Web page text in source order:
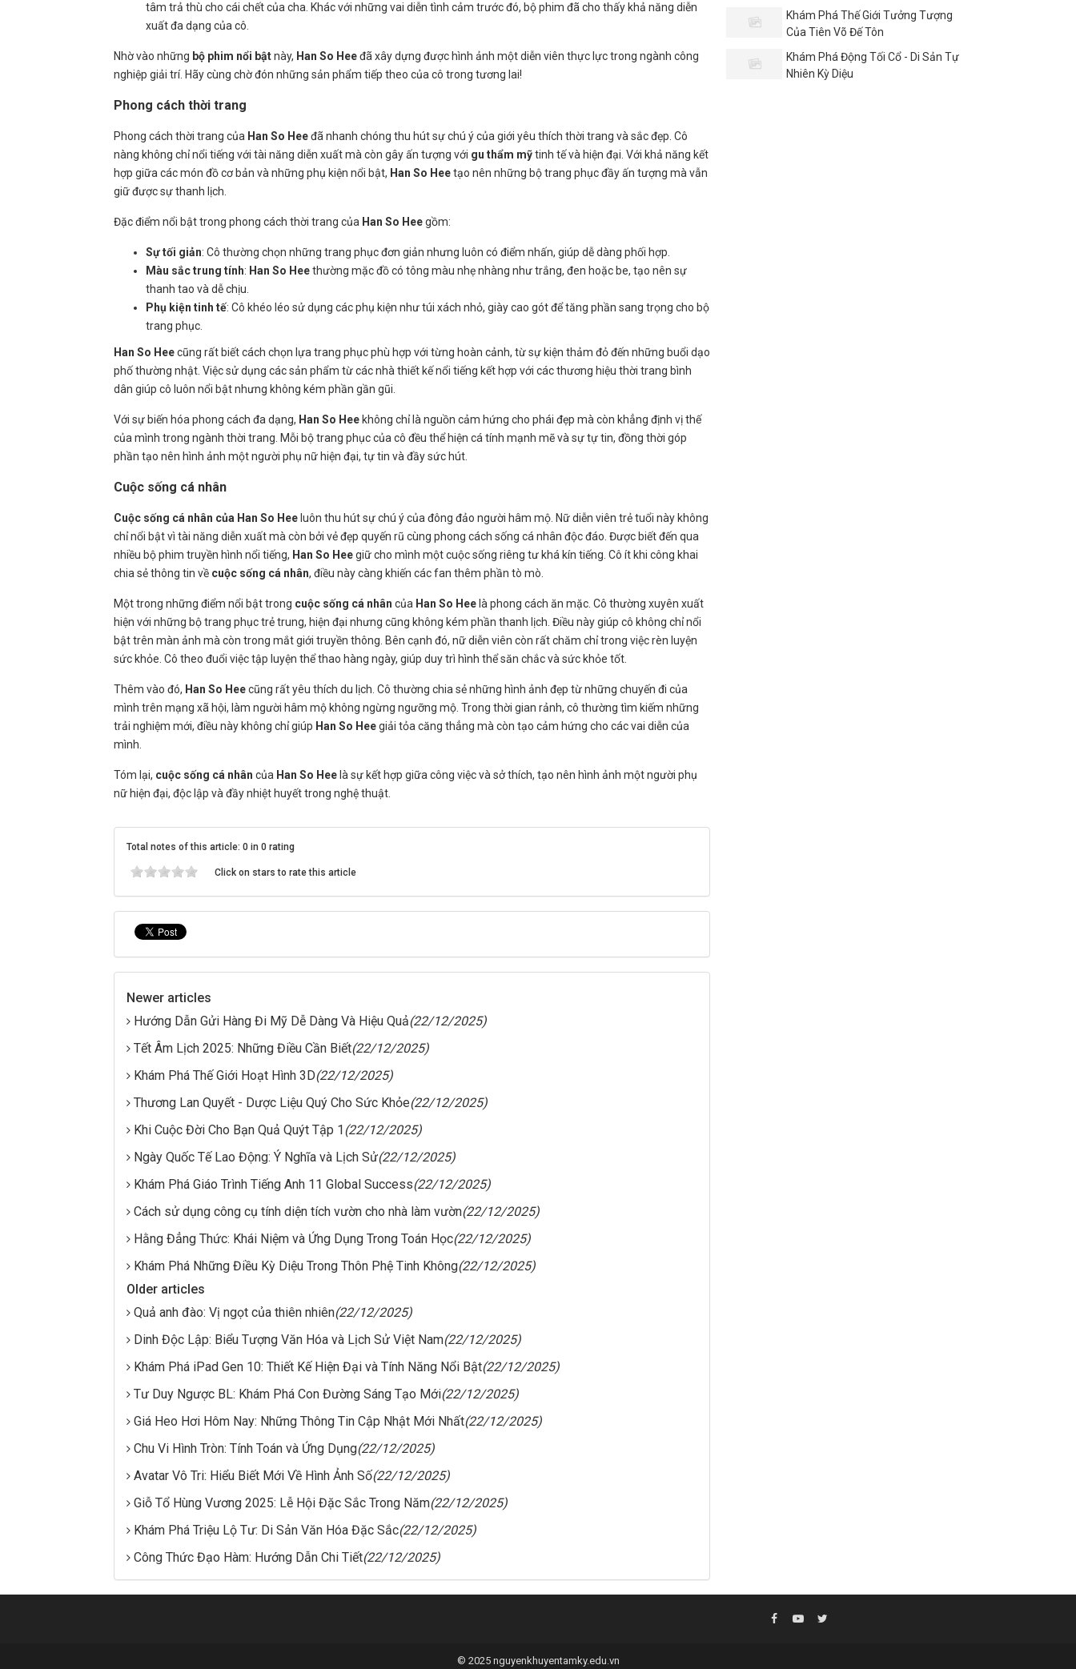
tâm trả thù cho cái chết của cha. Khác với những vai diễn tình cảm trước đó, bộ phim đã cho thấy khả năng diễn
xuất đa dạng của cô.
Nhờ vào những bộ phim nổi bậtnày, Han So Heeđã xây dựng được hình ảnh một diễn viên thực lực trong ngành công
nghiệp giải trí. Hãy cùng chờ đón những sản phẩm tiếp theo của cô trong tương lai!
Phong cách thời trang
Phong cách thời trang của Han So Heeđã nhanh chóng thu hút sự chú ý của giới yêu thích thời trang và sắc đẹp. Cô
nàng không chỉ nổi tiếng với tài năng diễn xuất mà còn gây ấn tượng với gu thẩm mỹtinh tế và hiện đại. Với khả năng kết
hợp giữa các món đồ cơ bản và những phụ kiện nổi bật, Han So Heetạo nên những bộ trang phục đầy ấn tượng mà vẫn
giữ được sự thanh lịch.
Đặc điểm nổi bật trong phong cách thời trang của Han So Heegồm:
Sự tối giản: Cô thường chọn những trang phục đơn giản nhưng luôn có điểm nhấn, giúp dễ dàng phối hợp.
Màu sắc trung tính: Han So Heethường mặc đồ có tông màu nhẹ nhàng như trắng, đen hoặc be, tạo nên sự
thanh tao và dễ chịu.
Phụ kiện tinh tế: Cô khéo léo sử dụng các phụ kiện như túi xách nhỏ, giày cao gót để tăng phần sang trọng cho bộ
trang phục.
Han So Heecũng rất biết cách chọn lựa trang phục phù hợp với từng hoàn cảnh, từ sự kiện thảm đỏ đến những buổi dạo
phố thường nhật. Việc sử dụng các sản phẩm từ các nhà thiết kế nổi tiếng kết hợp với các thương hiệu thời trang bình
dân giúp cô luôn nổi bật nhưng không kém phần gần gũi.
Với sự biến hóa phong cách đa dạng, Han So Hee không chỉ là nguồn cảm hứng cho phái đẹp mà còn khẳng định vị thế
của mình trong ngành thời trang. Mỗi bộ trang phục của cô đều thể hiện cá tính mạnh mẽ và sự tự tin, đồng thời góp
phần tạo nên hình ảnh một người phụ nữ hiện đại, tự tin và đầy sức hút.
Cuộc sống cá nhân
Cuộc sống cá nhân của Han So Hee luôn thu hút sự chú ý của đông đảo người hâm mộ. Nữ diễn viên trẻ tuổi này không
chỉ nổi bật vì tài năng diễn xuất mà còn bởi vẻ đẹp quyến rũ cùng phong cách sống cá nhân độc đáo. Được biết đến qua
nhiều bộ phim truyền hình nổi tiếng, Han So Heegiữ cho mình một cuộc sống riêng tư khá kín tiếng. Cô ít khi công khai
chia sẻ thông tin về cuộc sống cá nhân, điều này càng khiến các fan thêm phần tò mò.
Một trong những điểm nổi bật trong cuộc sống cá nhân của Han So Hee là phong cách ăn mặc. Cô thường xuyên xuất
hiện với những bộ trang phục trẻ trung, hiện đại nhưng cũng không kém phần thanh lịch. Điều này giúp cô không chỉ nổi
bật trên màn ảnh mà còn trong mắt giới truyền thông. Bên cạnh đó, nữ diễn viên còn rất chăm chỉ trong việc rèn luyện
sức khỏe. Cô theo đuổi việc tập luyện thể thao hàng ngày, giúp duy trì hình thể săn chắc và sức khỏe tốt.
Thêm vào đó, Han So Heecũng rất yêu thích du lịch. Cô thường chia sẻ những hình ảnh đẹp từ những chuyến đi của
mình trên mạng xã hội, làm người hâm mộ không ngừng ngưỡng mộ. Trong thời gian rảnh, cô thường tìm kiếm những
trải nghiệm mới, điều này không chỉ giúp Han So Heegiải tỏa căng thẳng mà còn tạo cảm hứng cho các vai diễn của
mình.
Tóm lại, cuộc sống cá nhân của Han So Hee là sự kết hợp giữa công việc và sở thích, tạo nên hình ảnh một người phụ
nữ hiện đại, độc lập và đầy nhiệt huyết trong nghệ thuật.
Total notes of this article: 0 in 0 rating
Click on stars to rate this article
Newer articles
Hướng Dẫn Gửi Hàng Đi Mỹ Dễ Dàng Và Hiệu Quả(22/12/2025)
Tết Âm Lịch 2025: Những Điều Cần Biết(22/12/2025)
Khám Phá Thế Giới Hoạt Hình 3D(22/12/2025)
Thương Lan Quyết - Dược Liệu Quý Cho Sức Khỏe(22/12/2025)
Khi Cuộc Đời Cho Bạn Quả Quýt Tập 1(22/12/2025)
Ngày Quốc Tế Lao Động: Ý Nghĩa và Lịch Sử(22/12/2025)
Khám Phá Giáo Trình Tiếng Anh 11 Global Success(22/12/2025)
Cách sử dụng công cụ tính diện tích vườn cho nhà làm vườn(22/12/2025)
Hằng Đẳng Thức: Khái Niệm và Ứng Dụng Trong Toán Học(22/12/2025)
Khám Phá Những Điều Kỳ Diệu Trong Thôn Phệ Tinh Không(22/12/2025)
Older articles
Quả anh đào: Vị ngọt của thiên nhiên(22/12/2025)
Dinh Độc Lập: Biểu Tượng Văn Hóa và Lịch Sử Việt Nam(22/12/2025)
Khám Phá iPad Gen 10: Thiết Kế Hiện Đại và Tính Năng Nổi Bật(22/12/2025)
Tư Duy Ngược BL: Khám Phá Con Đường Sáng Tạo Mới(22/12/2025)
Giá Heo Hơi Hôm Nay: Những Thông Tin Cập Nhật Mới Nhất(22/12/2025)
Chu Vi Hình Tròn: Tính Toán và Ứng Dụng(22/12/2025)
Avatar Vô Tri: Hiểu Biết Mới Về Hình Ảnh Số(22/12/2025)
Giỗ Tổ Hùng Vương 2025: Lễ Hội Đặc Sắc Trong Năm(22/12/2025)
Khám Phá Triệu Lộ Tư: Di Sản Văn Hóa Đặc Sắc(22/12/2025)
Công Thức Đạo Hàm: Hướng Dẫn Chi Tiết(22/12/2025)
Khám Phá Thế Giới Tưởng Tượng
Của Tiên Võ Đế Tôn
Khám Phá Động Tối Cổ - Di Sản Tự
Nhiên Kỳ Diệu
© 2025 nguyenkhuyentamky.edu.vn